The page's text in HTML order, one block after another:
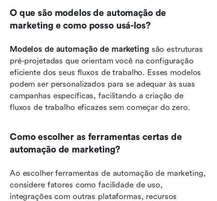
O que são modelos de automação de
marketing e como posso usá-los?
Modelos de automação de marketing são estruturas
pré-projetadas que orientam você na configuração
eficiente dos seus fluxos de trabalho. Esses modelos
podem ser personalizados para se adequar às suas
campanhas específicas, facilitando a criação de
fluxos de trabalho eficazes sem começar do zero.
Como escolher as ferramentas certas de
automação de marketing?
Ao escolher ferramentas de automação de marketing,
considere fatores como facilidade de uso,
integrações com outras plataformas, recursos